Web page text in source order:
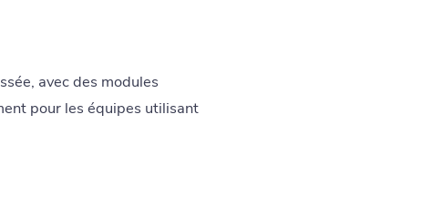
avec des modules
pour les équipes utilisant